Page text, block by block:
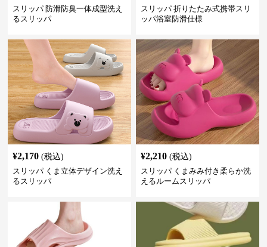
スリッパ 防滑防臭一体成型洗え
るスリッパ
スリッパ 折りたたみ式携帯スリ
ッパ浴室防滑仕様
¥2,170 (税込)
スリッパ くま立体デザイン洗え
るスリッパ
¥2,210 (税込)
スリッパ くまみみ付き柔らか洗
えるルームスリッパ